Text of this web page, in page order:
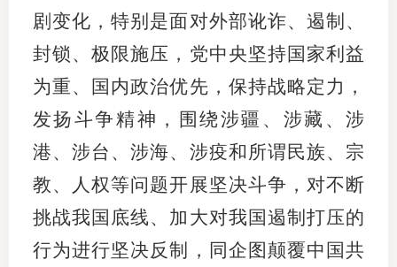
剧变化，特别是面对外部讹诈、遏制、
封锁、极限施压，党中央坚持国家利益
为重、国内政治优先，保持战略定力，
发扬斗争精神，围绕涉疆、涉藏、涉
港、涉台、涉海、涉疫和所谓民族、宗
教、人权等问题开展坚决斗争，对不断
挑战我国底线、加大对我国遏制打压的
行为进行坚决反制，同企图颠覆中国共